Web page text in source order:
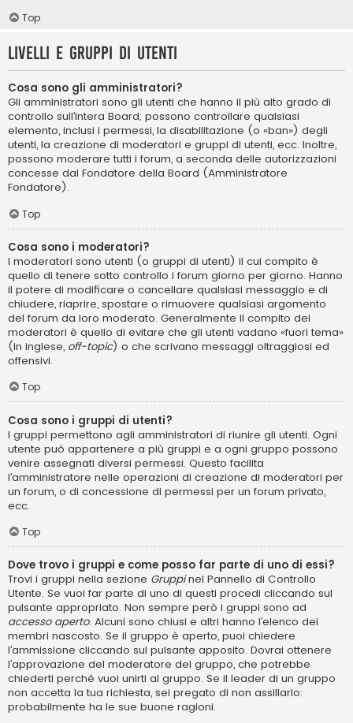
Top
Livelli e gruppi di utenti
Cosa sono gli amministratori?
Gli amministratori sono gli utenti che hanno il più alto grado di
controllo sull’intera Board; possono controllare qualsiasi
elemento, inclusi i permessi, la disabilitazione (o «ban») degli
utenti, la creazione di moderatori e gruppi di utenti, ecc. Inoltre,
possono moderare tutti i forum, a seconda delle autorizzazioni
concesse dal Fondatore della Board (Amministratore
Fondatore).
Top
Cosa sono i moderatori?
I moderatori sono utenti (o gruppi di utenti) il cui compito è
quello di tenere sotto controllo i forum giorno per giorno. Hanno
il potere di modificare o cancellare qualsiasi messaggio e di
chiudere, riaprire, spostare o rimuovere qualsiasi argomento
del forum da loro moderato. Generalmente il compito dei
moderatori è quello di evitare che gli utenti vadano «fuori tema»
(in inglese, off-topic) o che scrivano messaggi oltraggiosi ed
offensivi.
Top
Cosa sono i gruppi di utenti?
I gruppi permettono agli amministratori di riunire gli utenti. Ogni
utente può appartenere a più gruppi e a ogni gruppo possono
venire assegnati diversi permessi. Questo facilita
l’amministratore nelle operazioni di creazione di moderatori per
un forum, o di concessione di permessi per un forum privato,
ecc.
Top
Dove trovo i gruppi e come posso far parte di uno di essi?
Trovi i gruppi nella sezione Gruppinel Pannello di Controllo
Utente. Se vuoi far parte di uno di questi procedi cliccando sul
pulsante appropriato. Non sempre però i gruppi sono ad
accesso aperto. Alcuni sono chiusi e altri hanno l’elenco dei
membri nascosto. Se il gruppo è aperto, puoi chiedere
l’ammissione cliccando sul pulsante apposito. Dovrai ottenere
l’approvazione del moderatore del gruppo, che potrebbe
chiederti perché vuoi unirti al gruppo. Se il leader di un gruppo
non accetta la tua richiesta, sei pregato di non assillarlo:
probabilmente ha le sue buone ragioni.